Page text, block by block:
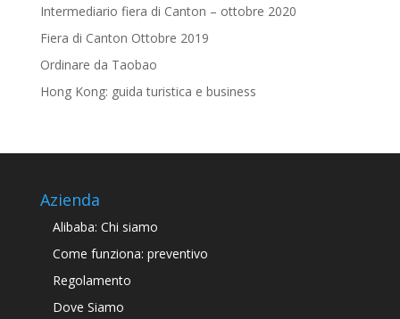
Intermediario fiera di Canton – ottobre 2020
Fiera di Canton Ottobre 2019
Ordinare da Taobao
Hong Kong: guida turistica e business
Azienda
Alibaba: Chi siamo
Come funziona: preventivo
Regolamento
Dove Siamo